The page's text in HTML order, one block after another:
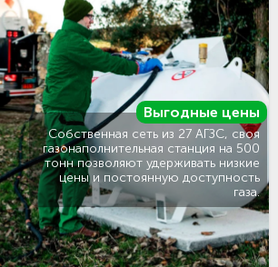
Выгодные цены
Собственная сеть из 27 АГЗС, своя
газонаполнительная станция на 500
тонн позволяют удерживать низкие
цены и постоянную доступность
газа.